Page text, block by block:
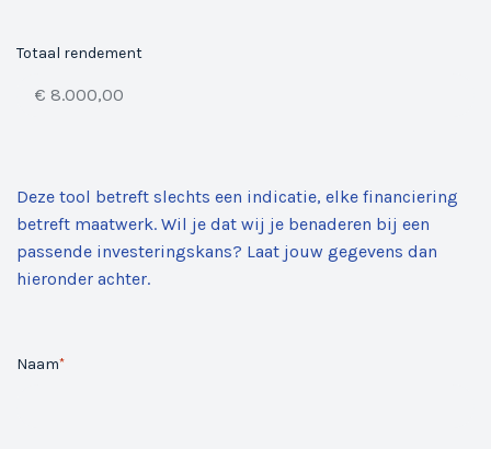
Totaal rendement
Deze tool betreft slechts een indicatie, elke financiering
betreft maatwerk. Wil je dat wij je benaderen bij een
passende investeringskans? Laat jouw gegevens dan
hieronder achter.
Naam*